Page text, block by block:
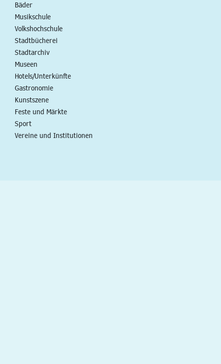
Bäder
Musikschule
Volkshochschule
Stadtbücherei
Stadtarchiv
Museen
Hotels/Unterkünfte
Gastronomie
Kunstszene
Feste und Märkte
Sport
Vereine und Institutionen